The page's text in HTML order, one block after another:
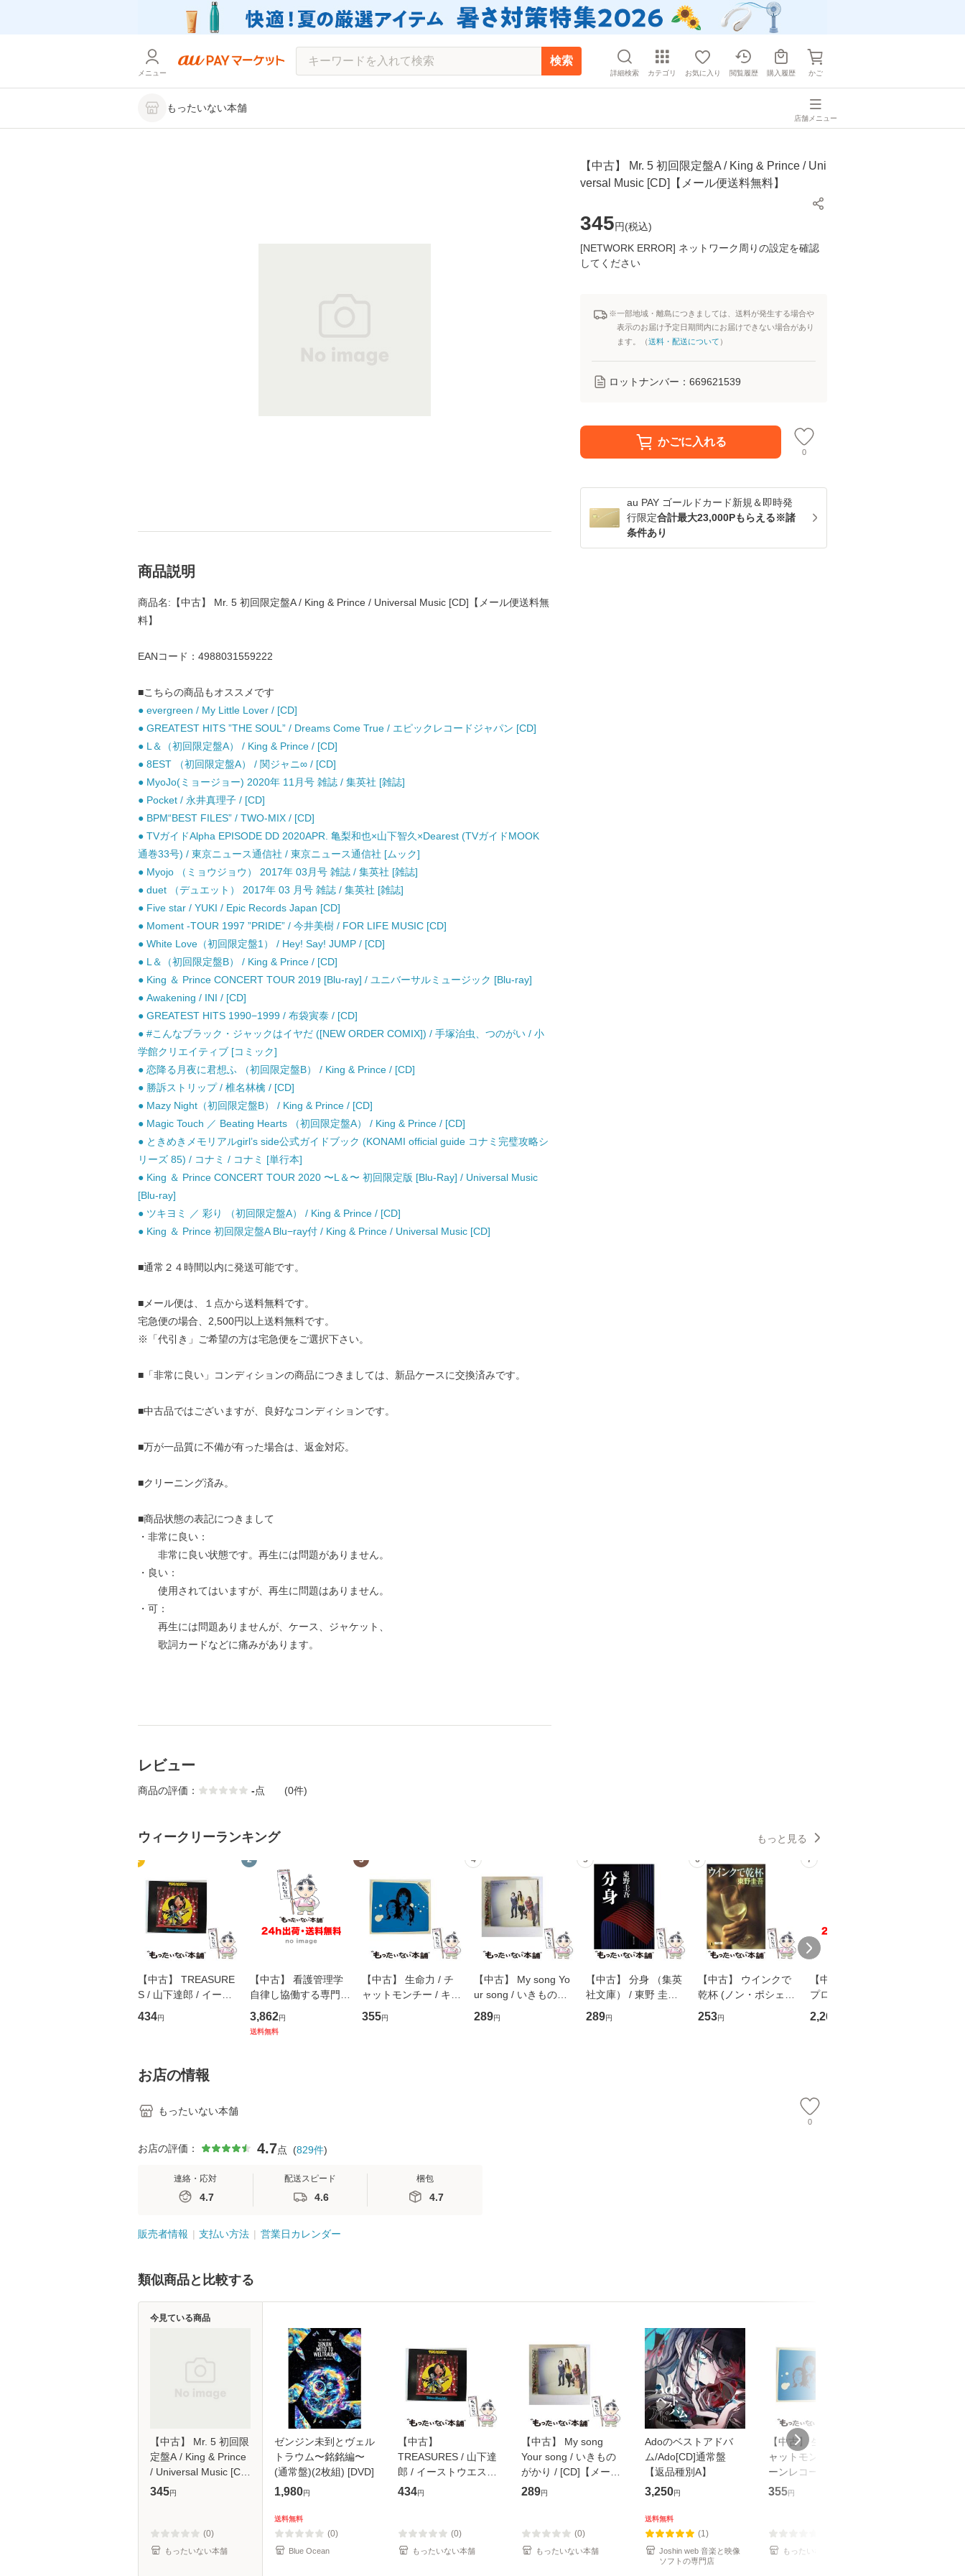
メニュー
検索
詳細検索 カテゴリ お気に入り 閲覧履歴 購入履歴 かご
もったいない本舗
店舗メニュー
【中古】 Mr. 5 初回限定盤A / King & Prince / Uni
versal Music [CD]【メール便送料無料】
345円(税込)
[NETWORK ERROR] ネットワーク周りの設定を確認
してください
※一部地域・離島につきましては、送料が発生する場合や
表示のお届け予定日期間内にお届けできない場合があり
ます。（送料・配送について ）
ロットナンバー： 669621539
かごに入れる
0
au PAY ゴールドカード新規＆即時発
行限定合計最大23,000Pもらえる※諸
条件あり
商品説明
商品名:【中古】 Mr. 5 初回限定盤A / King & Prince / Universal Music [CD]【メール便送料無
料】
EANコード：4988031559222
■こちらの商品もオススメです
● evergreen / My Little Lover / [CD]
● GREATEST HITS ”THE SOUL” / Dreams Come True / エピックレコードジャパン [CD]
● L＆（初回限定盤A） / King & Prince / [CD]
● 8EST （初回限定盤A） / 関ジャニ∞ / [CD]
● MyoJo(ミョージョー) 2020年 11月号 雑誌 / 集英社 [雑誌]
● Pocket / 永井真理子 / [CD]
● BPM“BEST FILES” / TWO-MIX / [CD]
● TVガイドAlpha EPISODE DD 2020APR. 亀梨和也×山下智久×Dearest (TVガイドMOOK
通巻33号) / 東京ニュース通信社 / 東京ニュース通信社 [ムック]
● Myojo （ミョウジョウ） 2017年 03月号 雑誌 / 集英社 [雑誌]
● duet （デュエット） 2017年 03 月号 雑誌 / 集英社 [雑誌]
● Five star / YUKI / Epic Records Japan [CD]
● Moment -TOUR 1997 ”PRIDE” / 今井美樹 / FOR LIFE MUSIC [CD]
● White Love（初回限定盤1） / Hey! Say! JUMP / [CD]
● L＆（初回限定盤B） / King & Prince / [CD]
● King ＆ Prince CONCERT TOUR 2019 [Blu-ray] / ユニバーサルミュージック [Blu-ray]
● Awakening / INI / [CD]
● GREATEST HITS 1990−1999 / 布袋寅泰 / [CD]
● #こんなブラック・ジャックはイヤだ ([NEW ORDER COMIX]) / 手塚治虫、つのがい / 小
学館クリエイティブ [コミック]
● 恋降る月夜に君想ふ （初回限定盤B） / King & Prince / [CD]
● 勝訴ストリップ / 椎名林檎 / [CD]
● Mazy Night（初回限定盤B） / King & Prince / [CD]
● Magic Touch ／ Beating Hearts （初回限定盤A） / King & Prince / [CD]
● ときめきメモリアルgirl’s side公式ガイドブック (KONAMI official guide コナミ完璧攻略シ
リーズ 85) / コナミ / コナミ [単行本]
● King ＆ Prince CONCERT TOUR 2020 〜L＆〜 初回限定版 [Blu-Ray] / Universal Music
[Blu-ray]
● ツキヨミ ／ 彩り （初回限定盤A） / King & Prince / [CD]
● King ＆ Prince 初回限定盤A Blu−ray付 / King & Prince / Universal Music [CD]
■通常２４時間以内に発送可能です。
■メール便は、１点から送料無料です。
宅急便の場合、2,500円以上送料無料です。
※「代引き」ご希望の方は宅急便をご選択下さい。
■「非常に良い」コンディションの商品につきましては、新品ケースに交換済みです。
■中古品ではございますが、良好なコンディションです。
■万が一品質に不備が有った場合は、返金対応。
■クリーニング済み。
■商品状態の表記につきまして
・非常に良い：
非常に良い状態です。再生には問題がありません。
・良い：
使用されてはいますが、再生に問題はありません。
・可：
再生には問題ありませんが、ケース、ジャケット、
歌詞カードなどに痛みがあります。
レビュー
商品の評価： -点 (0件)
ウィークリーランキング もっと見る
1
【中古】 TREASURE
S / 山下達郎 / イース
トウエスト・ジャパン
[CD]【メール便送料無
434円
2
【中古】 看護管理学
自律し協働する専門職
の看護マネジメントス
キル 改訂第3版 (看護
3,862円
送料無料
3
【中古】 生命力 / チ
ャットモンチー / キュ
ーンレコード [CD]
【メール便送料無料】
355円
4
【中古】 My song Yo
ur song / いきものが
かり / [CD]【メール便
送料無料】
289円
5
【中古】 分身 （集英
社文庫） / 東野 圭吾 /
集英社 [文庫]【メール
便送料無料】
289円
6
【中古】 ウインクで
乾杯 (ノン・ポシェッ
ト) / 東野圭吾 / 祥伝
社 [文庫]【メール便送
253円
7
【中古】 野ブタ。を
プロデュース [DVD-B
OX] / バップ [DVD]
【メール便送料無料】
2,266
お店の情報
もったいない本舗
0
お店の評価： 4.7点 (829件)
連絡・応対
4.7
配送スピード
4.6
梱包
4.7
販売者情報 支払い方法 営業日カレンダー
類似商品と比較する
【中古】 Mr. 5 初回限
定盤A / King & Prince
/ Universal Music [CD]
【メール便送料無料】
345円
(0)
もったいない本舗
今見ている商品
ゼンジン未到とヴェル
トラウム〜銘銘編〜
(通常盤)(2枚組) [DVD]
1,980円
送料無料
(0)
Blue Ocean
【中古】
TREASURES / 山下達
郎 / イーストウエス
ト・ジャパン [CD]
434円
(0)
もったいない本舗
【中古】 My song
Your song / いきもの
がかり / [CD]【メール
便送料無料】
289円
(0)
もったいない本舗
Adoのベストアドバ
ム/Ado[CD]通常盤
【返品種別A】
3,250円
送料無料
(1)
Joshin web 音楽と映像
ソフトの専門店
【中古】 生命力 / チ
ャットモンチー / キュ
ーンレコード [CD]
【メール便送料無料】
355円
もったいない本舗